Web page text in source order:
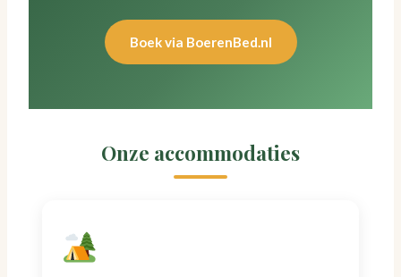
Boek via BoerenBed.nl
Onze accommodaties